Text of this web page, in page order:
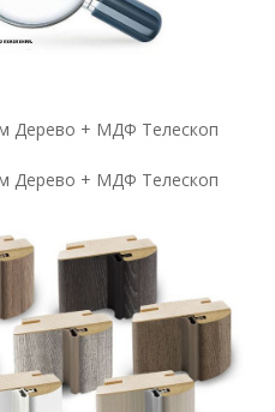
Дерево + МДФ Телескоп
Дерево + МДФ Телескоп